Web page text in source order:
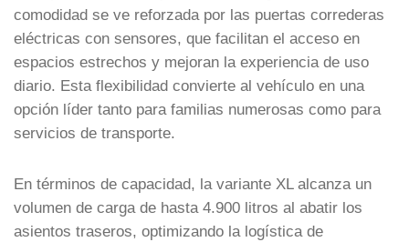
comodidad se ve reforzada por las puertas correderas
eléctricas con sensores, que facilitan el acceso en
espacios estrechos y mejoran la experiencia de uso
diario. Esta flexibilidad convierte al vehículo en una
opción líder tanto para familias numerosas como para
servicios de transporte.
En términos de capacidad, la variante XL alcanza un
volumen de carga de hasta 4.900 litros al abatir los
asientos traseros, optimizando la logística de